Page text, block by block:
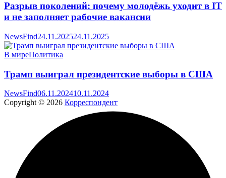
Разрыв поколений: почему молодёжь уходит в IT
и не заполняет рабочие вакансии
NewsFind24.11.202524.11.2025
В миреПолитика
Трамп выиграл президентские выборы в США
NewsFind06.11.202410.11.2024
Copyright © 2026 Корреспондент